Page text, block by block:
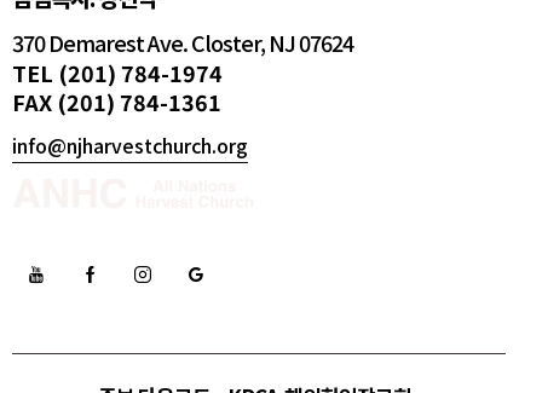
370 Demarest Ave. Closter, NJ 07624
TEL (201) 784-1974
FAX (201) 784-1361
info@njharvestchurch.org